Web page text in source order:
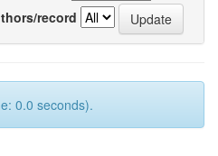
record
0.0 seconds).